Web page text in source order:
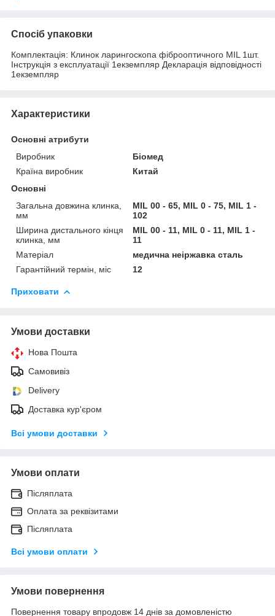
Спосіб упаковки
Комплектація: Клинок ларингоскопа фіброоптичного MIL 1шт.
Інструкція з експлуатації 1екземпляр Декларація відповідності
1екземпляр
Характеристики
Основні атрибути
Виробник
Біомед
Країна виробник
Китай
Основні
Загальна довжина клинка,
мм
MIL 00 - 65, MIL 0 - 75, MIL 1 -
102
Ширина дистального кінця
клинка, мм
MIL 00 - 11, MIL 0 - 11, MIL 1 -
11
Матеріал
медична неіржавка сталь
Гарантійний термін, міс
12
Приховати
Умови доставки
Нова Пошта
Самовивіз
Delivery
Доставка кур'єром
Всі умови доставки
Умови оплати
Післяплата
Оплата за реквізитами
Післяплата
Всі умови оплати
Умови повернення
Повернення товару впродовж 14 днів за домовленістю